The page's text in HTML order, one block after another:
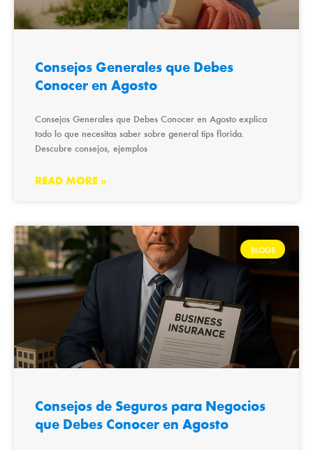
Consejos Generales que Debes
Conocer en Agosto
Consejos Generales que Debes Conocer en Agosto explica
todo lo que necesitas saber sobre general tips florida.
Descubre consejos, ejemplos
READ MORE »
BLOGS
Consejos de Seguros para Negocios
que Debes Conocer en Agosto